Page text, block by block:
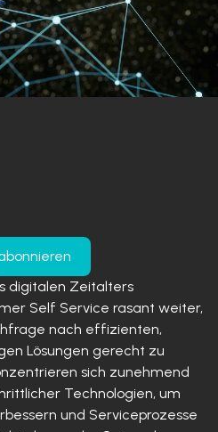
digitalen Zeitalters
Self Service rasant weiter,
nach effizienten,
Lösungen gerecht zu
sich zunehmend
Technologien, um
und Serviceprozesse